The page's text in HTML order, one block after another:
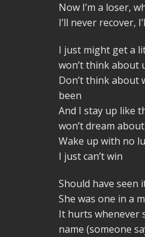
Now I’m a loser,
I’ll never recover,
I just might get a
won’t think about
Don’t think about
been
And I stay up like
won’t dream
Wake up with no
I just can’t win
Should have seen
She was one in a
It hurts whenever
name (someone